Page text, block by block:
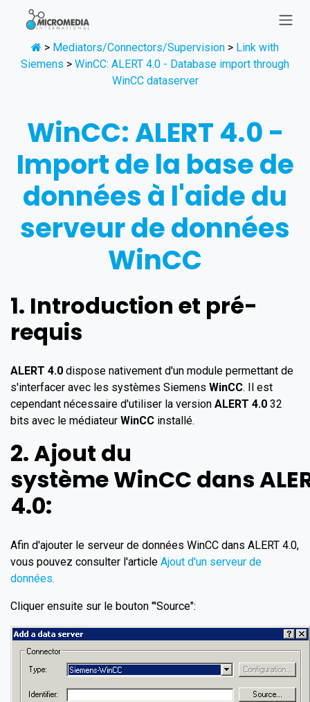
Se rendre au contenu
> Mediators/Connectors/Supervision > Link with
Siemens > WinCC: ALERT 4.0 - Database import through
WinCC dataserver
WinCC: ALERT 4.0 -
Import de la base de
données à l'aide du
serveur de données
WinCC
1. Introduction et pré-
requis
ALERT 4.0 dispose nativement d'un module permettant de
s'interfacer avec les systèmes Siemens WinCC. Il est
cependant nécessaire d'utiliser la version ALERT 4.0 32
bits avec le médiateur WinCC installé.
2. Ajout du
systèmeWinCC dans
4.0:
Afin d'ajouter le serveur de données WinCC dans ALERT 4.0,
vous pouvez consulter l'article Ajout d'un serveur de
données.
Cliquer ensuite sur le bouton "'Source":